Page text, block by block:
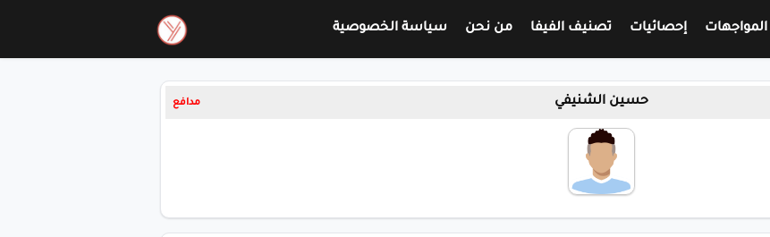
المواجهات إحصائيات تصنيف الفيفا من نحن سياسة الخصوصية
حسين الشنيفي مدافع